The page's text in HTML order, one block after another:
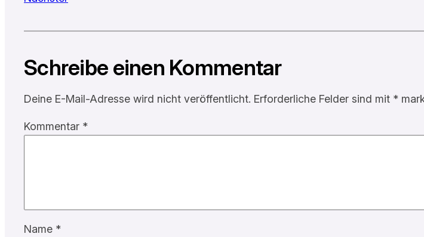
Schreibe einen Kommentar
Deine E-Mail-Adresse wird nicht veröffentlicht. Erforderliche Felder sind mit *
Kommentar *
Name *